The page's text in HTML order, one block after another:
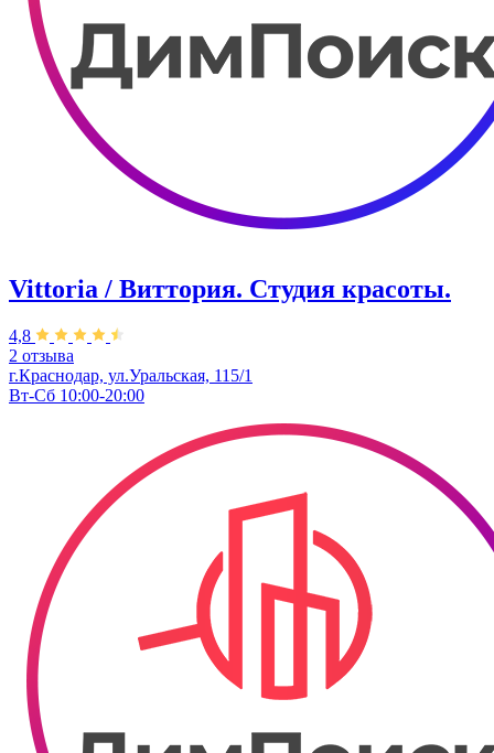
Vittoria / Виттория. Студия красоты.
4,8
2 отзыва
г.Краснодар, ул.Уральская, 115/1
Вт-Сб 10:00-20:00